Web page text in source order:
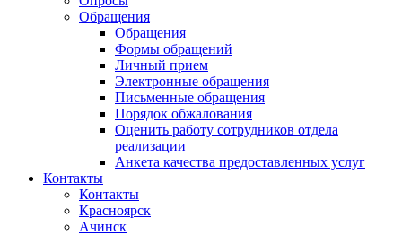
Обращения
Обращения
Формы обращений
Личный прием
Электронные обращения
Письменные обращения
Порядок обжалования
Оценить работу сотрудников отдела
реализации
Анкета качества предоставленных услуг
Контакты
Контакты
Красноярск
Ачинск